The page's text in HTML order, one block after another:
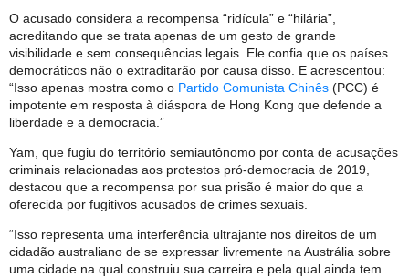
O acusado considera a recompensa “ridícula” e “hilária”,
acreditando que se trata apenas de um gesto de grande
visibilidade e sem consequências legais. Ele confia que os países
democráticos não o extraditarão por causa disso. E acrescentou:
“Isso apenas mostra como o Partido Comunista Chinês (PCC) é
impotente em resposta à diáspora de Hong Kong que defende a
liberdade e a democracia.”
Yam, que fugiu do território semiautônomo por conta de acusações
criminais relacionadas aos protestos pró-democracia de 2019,
destacou que a recompensa por sua prisão é maior do que a
oferecida por fugitivos acusados de crimes sexuais.
“Isso representa uma interferência ultrajante nos direitos de um
cidadão australiano de se expressar livremente na Austrália sobre
uma cidade na qual construiu sua carreira e pela qual ainda tem